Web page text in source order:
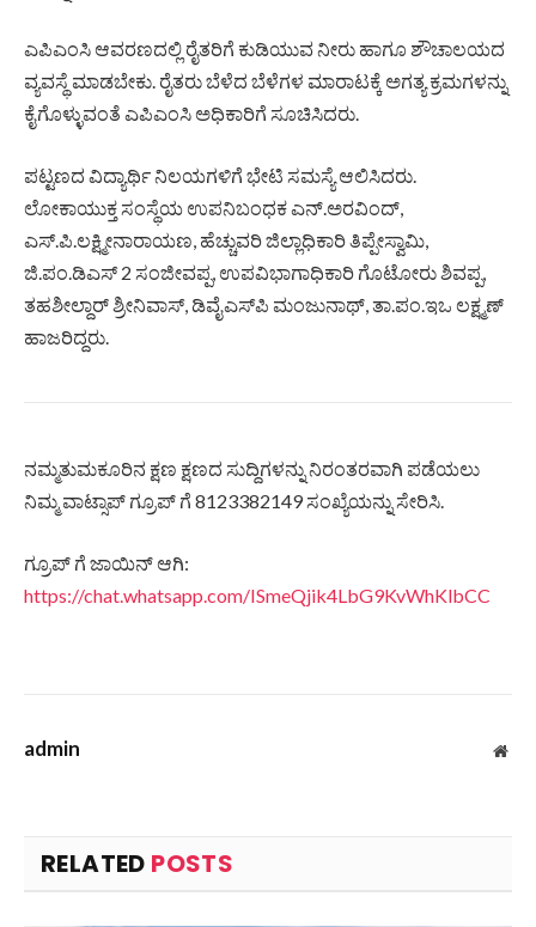
ಎಪಿಎಂಸಿ ಆವರಣದಲ್ಲಿ ರೈತರಿಗೆ ಕುಡಿಯುವ ನೀರು ಹಾಗೂ ಶೌಚಾಲಯದ
ವ್ಯವಸ್ಥೆ ಮಾಡಬೇಕು. ರೈತರು ಬೆಳೆದ ಬೆಳೆಗಳ ಮಾರಾಟಕ್ಕೆ ಅಗತ್ಯ ಕ್ರಮಗಳನ್ನು
ಕೈಗೊಳ್ಳುವಂತೆ ಎಪಿಎಂಸಿ ಅಧಿಕಾರಿಗೆ ಸೂಚಿಸಿದರು.
ಪಟ್ಟಣದ ವಿದ್ಯಾರ್ಥಿ ನಿಲಯಗಳಿಗೆ ಭೇಟಿ ಸಮಸ್ಯೆ ಆಲಿಸಿದರು.
ಲೋಕಾಯುಕ್ತ ಸಂಸ್ಥೆಯ ಉಪನಿಬಂಧಕ ಎನ್.ಅರವಿಂದ್,
ಎಸ್.ಪಿ.ಲಕ್ಷ್ಮೀನಾರಾಯಣ, ಹೆಚ್ಚುವರಿ ಜಿಲ್ಲಾಧಿಕಾರಿ ತಿಪ್ಪೇಸ್ವಾಮಿ,
ಜಿ.ಪಂ.ಡಿಎಸ್‌ 2 ಸಂಜೀವಪ್ಪ, ಉಪವಿಭಾಗಾಧಿಕಾರಿ ಗೊಟೋರು ಶಿವಪ್ಪ,
ತಹಶೀಲ್ದಾರ್ ಶ್ರೀನಿವಾಸ್, ಡಿವೈಎಸ್‌ಪಿ ಮಂಜುನಾಥ್‌, ತಾ.ಪಂ.ಇಒ ಲಕ್ಷ್ಮಣ್
ಹಾಜರಿದ್ದರು.
ನಮ್ಮತುಮಕೂರಿನ ಕ್ಷಣ ಕ್ಷಣದ ಸುದ್ದಿಗಳನ್ನು ನಿರಂತರವಾಗಿ ಪಡೆಯಲು
ನಿಮ್ಮ ವಾಟ್ಸಾಪ್ ಗ್ರೂಪ್ ಗೆ 8123382149 ಸಂಖ್ಯೆಯನ್ನು ಸೇರಿಸಿ.
ಗ್ರೂಪ್ ಗೆ ಜಾಯಿನ್ ಆಗಿ:
https://chat.whatsapp.com/ISmeQjik4LbG9KvWhKlbCC
admin
RELATED POSTS